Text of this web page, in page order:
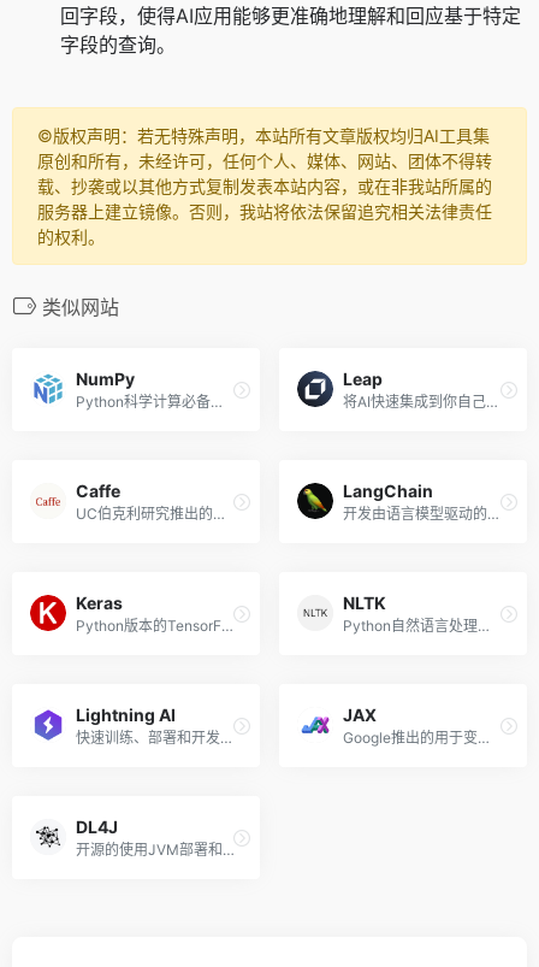
回字段，使得AI应用能够更准确地理解和回应基于特定
字段的查询。
©️版权声明：若无特殊声明，本站所有文章版权均归AI工具集
原创和所有，未经许可，任何个人、媒体、网站、团体不得转
载、抄袭或以其他方式复制发表本站内容，或在非我站所属的
服务器上建立镜像。否则，我站将依法保留追究相关法律责任
的权利。
类似网站
NumPy
Python科学计算必备的包
Leap
将AI快速集成到你自己的应用中
Caffe
UC伯克利研究推出的深度学习框架
LangChain
开发由语言模型驱动的应用程序的框架
Keras
Python版本的TensorFlow深度学习API
NLTK
Python自然语言处理工具包
Lightning AI
快速训练、部署和开发人工智能产品的深度学习框架，由Pytorch Lightning团队推出
JAX
Google推出的用于变换数值函数的机器学习框架
DL4J
开源的使用JVM部署和训练深度学习模型的套件